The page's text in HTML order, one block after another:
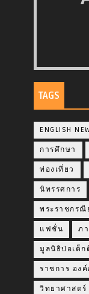
TAGS
ENGLISH
การศึกษา
ท่องเที่ยว
นิทรรศการ
พระราชกรณี
แฟชั่น ภ
มูลนิธิป่อเต็ก
ราชการ อง
วิทยาศาสตร์